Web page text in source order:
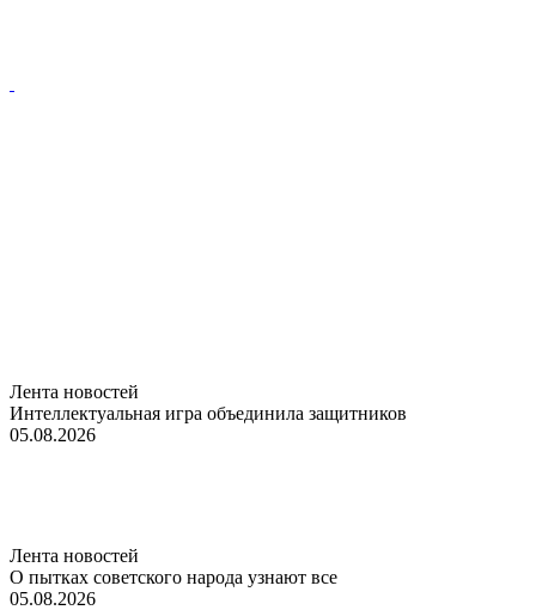
Лента новостей
Интеллектуальная игра объединила защитников
05.08.2026
Лента новостей
О пытках советского народа узнают все
05.08.2026